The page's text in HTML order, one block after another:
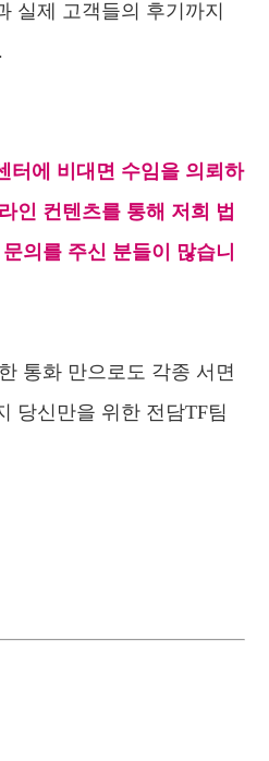
실제 고객들의 후기까지
터에 비대면 수임을 의뢰하
인 컨텐츠를 통해 저희 법
의를 주신 분들이 많습니
통화 만으로도 각종 서면
당신만을 위한 전담TF팀